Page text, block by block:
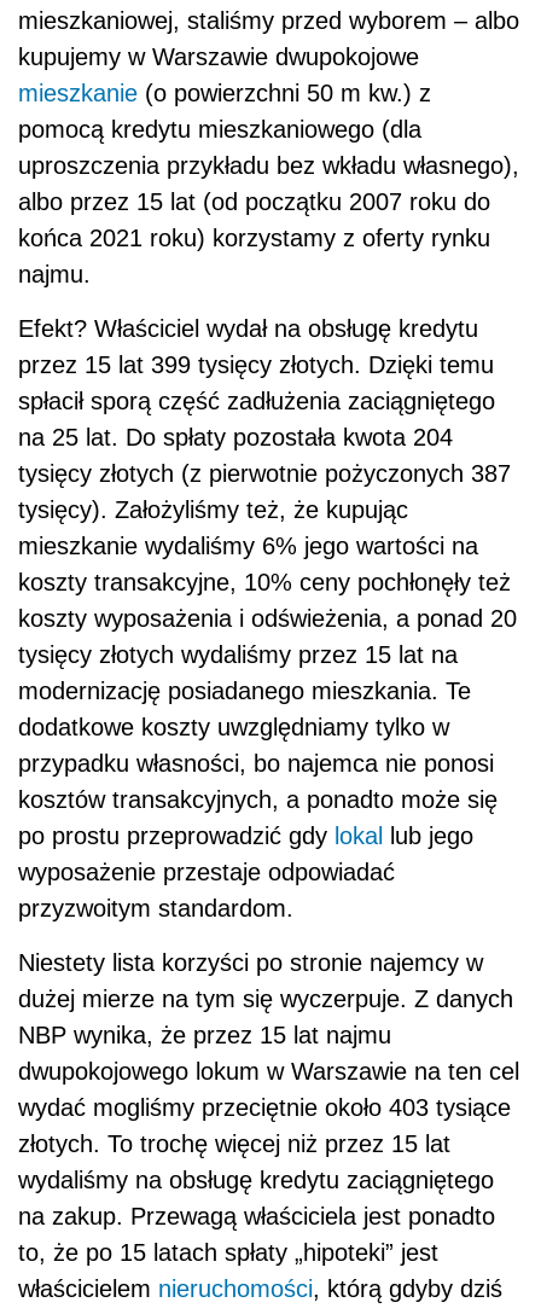
mieszkaniowej, staliśmy przed wyborem – albo
kupujemy w Warszawie dwupokojowe
mieszkanie (o powierzchni 50 m kw.) z
pomocą kredytu mieszkaniowego (dla
uproszczenia przykładu bez wkładu własnego),
albo przez 15 lat (od początku 2007 roku do
końca 2021 roku) korzystamy z oferty rynku
najmu.
Efekt? Właściciel wydał na obsługę kredytu
przez 15 lat 399 tysięcy złotych. Dzięki temu
spłacił sporą część zadłużenia zaciągniętego
na 25 lat. Do spłaty pozostała kwota 204
tysięcy złotych (z pierwotnie pożyczonych 387
tysięcy). Założyliśmy też, że kupując
mieszkanie wydaliśmy 6% jego wartości na
koszty transakcyjne, 10% ceny pochłonęły też
koszty wyposażenia i odświeżenia, a ponad 20
tysięcy złotych wydaliśmy przez 15 lat na
modernizację posiadanego mieszkania. Te
dodatkowe koszty uwzględniamy tylko w
przypadku własności, bo najemca nie ponosi
kosztów transakcyjnych, a ponadto może się
po prostu przeprowadzić gdy lokal
lub jego
wyposażenie przestaje odpowiadać
przyzwoitym standardom.
Niestety lista korzyści po stronie najemcy w
dużej mierze na tym się wyczerpuje. Z danych
NBP wynika, że przez 15 lat najmu
dwupokojowego lokum w Warszawie na ten cel
wydać mogliśmy przeciętnie około 403 tysiące
złotych. To trochę więcej niż przez 15 lat
wydaliśmy na obsługę kredytu zaciągniętego
na zakup. Przewagą właściciela jest ponadto
to, że po 15 latach spłaty „hipoteki” jest
właścicielem nieruchomości, którą gdyby dziś